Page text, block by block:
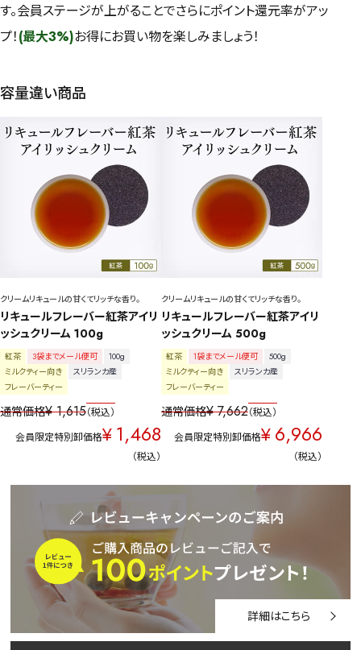
す。会員ステージが上がることでさらにポイント還元率がアッ
プ！(最大3%)お得にお買い物を楽しみましょう！
容量違い商品
クリームリキュールの甘くてリッチな香り。
リキュールフレーバー紅茶アイリ
ッシュクリーム 100g
紅茶 3袋までメール便可
100g
ミルクティー向き
スリランカ産
フレーバーティー
通常価格¥ 1,615 税込
会員限定特別卸価格¥1,468
税込
クリームリキュールの甘くてリッチな香り。
リキュールフレーバー紅茶アイリ
ッシュクリーム 500g
紅茶 1袋までメール便可
500g
ミルクティー向き
スリランカ産
フレーバーティー
通常価格¥ 7,662 税込
会員限定特別卸価格¥6,966
税込
詳細はこちら